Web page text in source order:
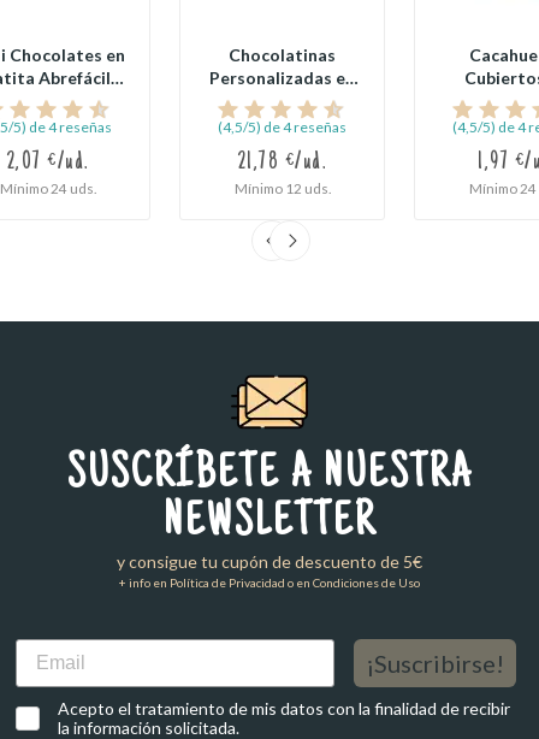
Chocolates en
Abrefácil
Comunión
5) de 4 reseñas
2,07 €/ud.
Mínimo 24 uds.
Chocolatinas
Personalizadas en
Lata para
Comunión
(4,5/5) de 4 reseñas
21,78 €/ud.
Mínimo 12 uds.
(4,5/5) de 4
1,97 €/
Mínimo 24
SUSCRÍBETE A NUESTRA
NEWSLETTER
y consigue tu cupón de descuento de 5€
+ info en Política de Privacidad o en Condiciones de Uso
Email
¡Suscribirse!
Acepto el tratamiento de mis datos con la finalidad de recibir
la información solicitada.